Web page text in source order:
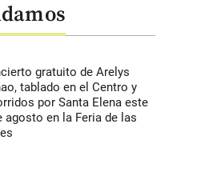
gratuito de Arelys
tablado en el Centro y
por Santa Elena este
agosto en la Feria de las